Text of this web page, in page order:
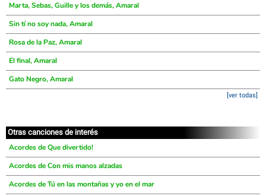
Marta, Sebas, Guille y los demás, Amaral
Sin tí no soy nada, Amaral
Rosa de la Paz, Amaral
El final, Amaral
Gato Negro, Amaral
[ver todas]
Otras canciones de interés
Acordes de Que divertido!
Acordes de Con mis manos alzadas
Acordes de Tú en las montañas y yo en el mar